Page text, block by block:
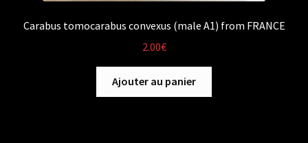
Carabus tomocarabus convexus (male A1) from FRANCE
2.00€
Ajouter au panier